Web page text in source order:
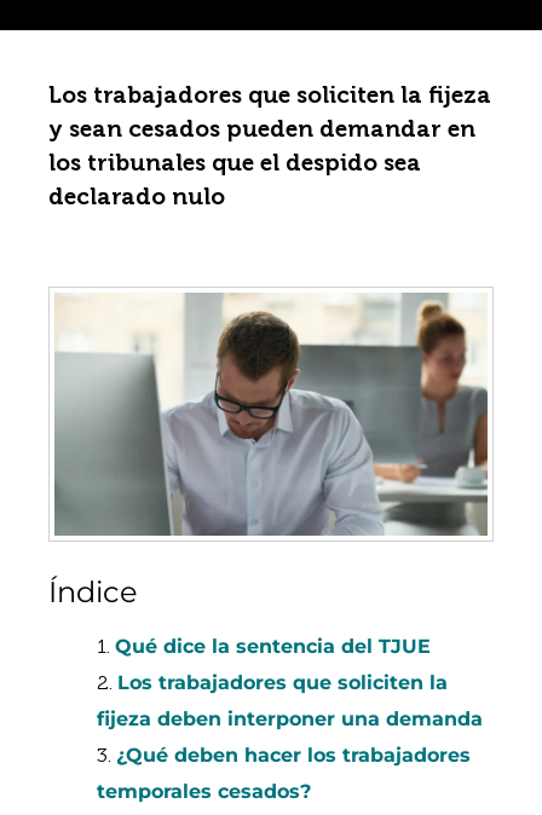
Los trabajadores que soliciten la fijeza
y sean cesados pueden demandar en
los tribunales que el despido sea
declarado nulo
Índice
Qué dice la sentencia del TJUE
Los trabajadores que soliciten la
fijeza deben interponer una demanda
¿Qué deben hacer los trabajadores
temporales cesados?